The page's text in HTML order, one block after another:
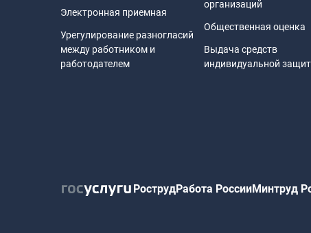
Электронная приемная
Урегулирование разногласий
между работником и
работодателем
организаций
Общественная оценка
Выдача средств
индивидуальной
РострудРабота РоссииМинтруд